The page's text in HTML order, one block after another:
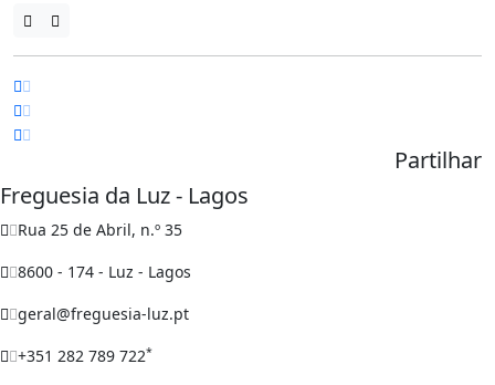
Partilhar
Freguesia da Luz - Lagos
Rua 25 de Abril, n.º 35
8600 - 174 - Luz - Lagos
geral@freguesia-luz.pt
+351 282 789 722*